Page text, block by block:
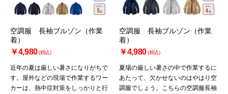
空調服 長袖ブルゾン（作業
着）
￥4,980(税込)
近年の夏は厳しい暑さになりがちで
す。屋外などの現場で作業するワー
カーは、熱中症対策をしっかりと行
空調服 長袖ブルゾン（作業
着）
￥4,980(税込)
夏場の厳しい暑さの中で作業するに
あたって、欠かせないのはやはり空
調服でしょう。こちらの空調服長袖